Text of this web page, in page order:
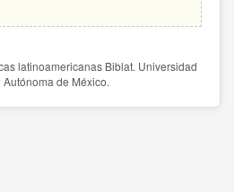
latinoamericanas Biblat. Universidad
de México.